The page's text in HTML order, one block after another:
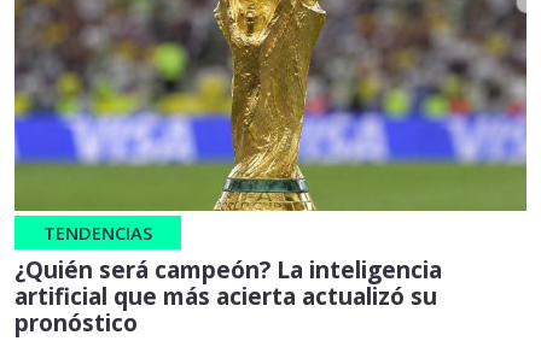
TENDENCIAS
¿Quién será campeón? La inteligencia
artificial que más acierta actualizó su
pronóstico